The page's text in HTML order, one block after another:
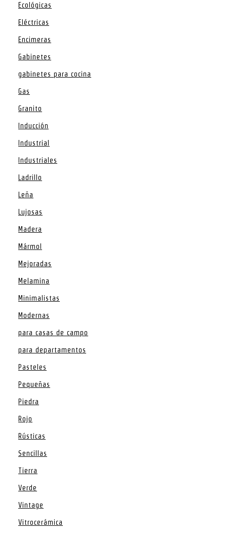
Ecológicas
Eléctricas
Encimeras
Gabinetes
gabinetes para cocina
Gas
Granito
Inducción
Industrial
Industriales
Ladrillo
Leña
Lujosas
Madera
Mármol
Mejoradas
Melamina
Minimalistas
Modernas
para casas de campo
para departamentos
Pasteles
Pequeñas
Piedra
Rojo
Rústicas
Sencillas
Tierra
Verde
Vintage
Vitrocerámica